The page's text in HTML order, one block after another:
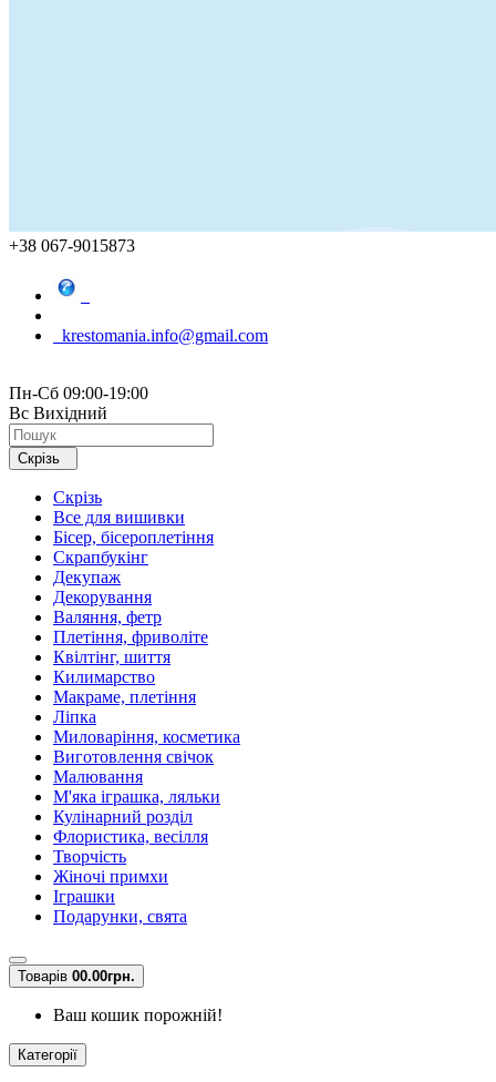
+38 067-9015873
krestomania.info@gmail.com
Пн-Сб 09:00-19:00
Вс Вихідний
Скрізь
Скрізь
Все для вишивки
Бісер, бісероплетіння
Скрапбукінг
Декупаж
Декорування
Валяння, фетр
Плетіння, фриволіте
Квілтінг, шиття
Килимарство
Макраме, плетіння
Ліпка
Миловаріння, косметика
Виготовлення свічок
Малювання
М'яка іграшка, ляльки
Кулінарний розділ
Флористика, весілля
Творчість
Жіночі примхи
Іграшки
Подарунки, свята
Товарів 00.00грн.
Ваш кошик порожній!
Категорії